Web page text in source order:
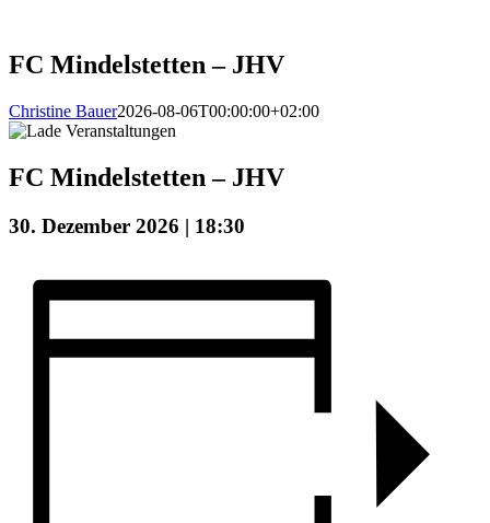
springen
FC Mindelstetten – JHV
Christine Bauer2026-08-06T00:00:00+02:00
FC Mindelstetten – JHV
30. Dezember 2026 | 18:30